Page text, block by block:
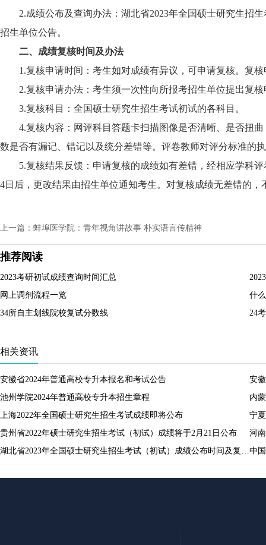
2.成绩公布及查询办法：湖北省2023年全国硕士研究生招
招生单位公告。
二、成绩复核时间及办法
1.复核申请时间：考生如对成绩有异议，可申请复核。复
2.复核申请办法：考生须一次性向所报考招生单位提出复
3.复核科目：全国硕士研究生招生考试初试的各科目。
4.复核内容：网评科目答题卡扫描图像是否清晰、是否扭
数是否有漏记、错记以及统分差错等。评卷教师对评分标准的
5.复核结果反馈：申请复核的成绩如有差错，经相应学科
4日后，更改结果由招生单位通知考生。对复核成绩无差错的，
上一篇：蚌埠医学院：青年视角讲故事 朴实语言传精神
推荐阅读
2023考研初试成绩查询时间汇总
网上调剂流程一览
什
34所自主划线院校复试分数线
24
相关资讯
安徽省2024年普通高校专升本报名和考试公告
安
池州学院2024年普通高校专升本招生章程
内
上海2022年全国硕士研究生招生考试成绩即将公布
宁
贵州省2022年硕士研究生招生考试（初试）成绩将于2月21日公布
河
湖北省2023年全国硕士研究生招生考试（初试）成绩公布时间及复核办法中